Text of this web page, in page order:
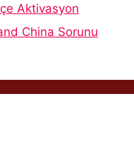
Aktivasyon
China Sorunu